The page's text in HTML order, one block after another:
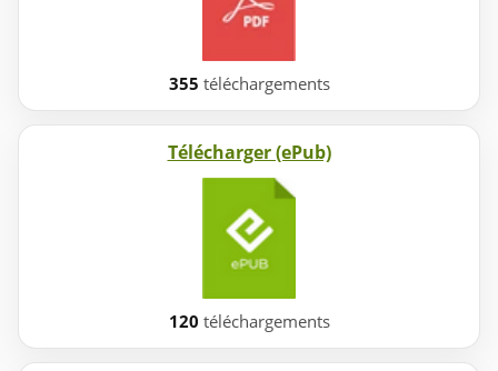
355 téléchargements
Télécharger (ePub)
120 téléchargements